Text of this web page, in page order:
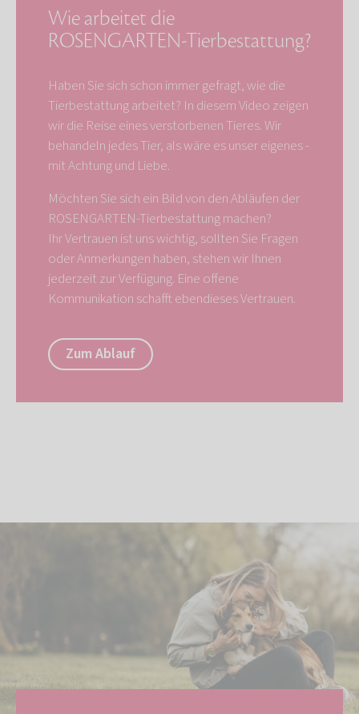
Wie arbeitet die
ROSENGARTEN-Tierbestattung?
Haben Sie sich schon immer gefragt, wie die
Tierbestattung arbeitet? In diesem Video zeigen
wir die Reise eines verstorbenen Tieres. Wir
behandeln jedes Tier, als wäre es unser eigenes -
mit Achtung und Liebe.
Möchten Sie sich ein Bild von den Abläufen der
ROSENGARTEN-Tierbestattung machen?
Ihr Vertrauen ist uns wichtig, sollten Sie Fragen
oder Anmerkungen haben, stehen wir Ihnen
jederzeit zur Verfügung. Eine offene
Kommunikation schafft ebendieses Vertrauen.
Zum Ablauf